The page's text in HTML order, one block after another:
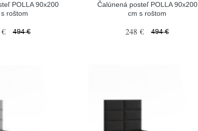
POLLA 90x200
roštom
494 €
Čalúnená posteľ POLLA 90x200
cm s roštom
248 € 494 €